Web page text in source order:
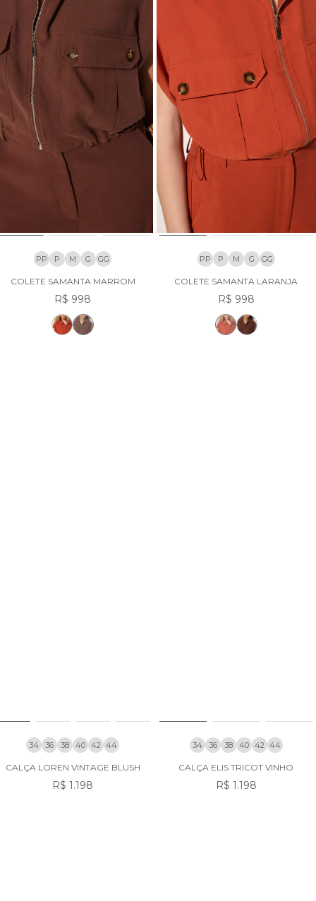
PP P M G GG
COLETE SAMANTA MARROM
R$ 998
PP P M G GG
COLETE SAMANTA LARANJA
R$ 998
34 36 38 40 42 44
CALÇA LOREN VINTAGE BLUSH
R$ 1.198
34 36 38 40 42 44
CALÇA ELIS TRICOT VINHO
R$ 1.198